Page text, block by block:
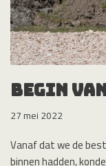
Begin
27 mei 2022
Vanaf dat we de
binnen hadden,